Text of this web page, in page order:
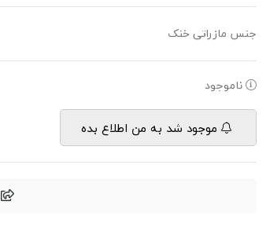
جنس مازراتی خنک
ناموجود
موجود شد به من اطلاع بده